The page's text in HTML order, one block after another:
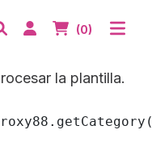
Acceder
Nº de
(0)
la plantilla.